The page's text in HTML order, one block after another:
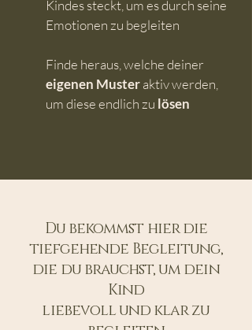
Kindes steckt, um es durch seine
Emotionen zu begleiten
Finde heraus, welche deiner
eigenen Musteraktiv werden,
um diese endlich zu lösen
Du bekommst hier die
tiefgehende Begleitung,
die du brauchst, um dein
Kind
liebevoll und klar zu